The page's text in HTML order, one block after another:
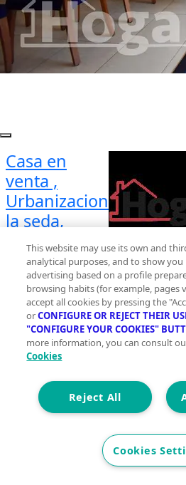
Casa en
venta ,
Urbanizacion
la seda,
Almoines
Planta 0
186 m2
3
Et. Energética
Precio
109PAL275 PRECIOSO
CON PISCINA, GARAJE Y
This website may use its own and
analytical purposes, and to show you
advertising based on a profile
browsing habits (for example, pages
accept all cookies by pressing the
orCONFIGURE OR REJECT THEIR
"CONFIGURE YOUR COOKIES"
more information, you can consult
Cookies
Reject All
Cookies